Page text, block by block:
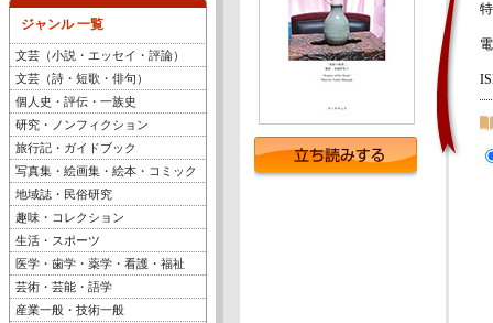
ジャンル 一覧
文芸（小説・エッセイ・評論）
文芸（詩・短歌・俳句）
個人史・評伝・一族史
研究・ノンフィクション
旅行記・ガイドブック
写真集・絵画集・絵本・コミック
地域誌・民俗研究
趣味・コレクション
生活・スポーツ
医学・歯学・薬学・看護・福祉
芸術・芸能・語学
産業一般・技術一般